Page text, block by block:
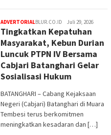
ADVERTORIALBLUR.CO.ID Juli 29, 2026
Tingkatkan Kepatuhan
Masyarakat, Kebun Durian
Luncuk PTPN IV Bersama
Cabjari Batanghari Gelar
Sosialisasi Hukum
BATANGHARI – Cabang Kejaksaan
Negeri (Cabjari) Batanghari di Muara
Tembesi terus berkomitmen
meningkatkan kesadaran dan […]